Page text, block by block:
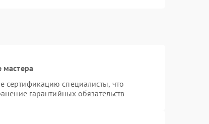
сертификацию специалисты, что
гарантийных обязательств